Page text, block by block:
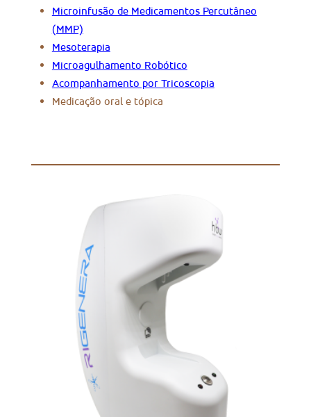
Microinfusão de Medicamentos Percutâneo
(MMP)
Mesoterapia
Microagulhamento Robótico
Acompanhamento por Tricoscopia
Medicação oral e tópica